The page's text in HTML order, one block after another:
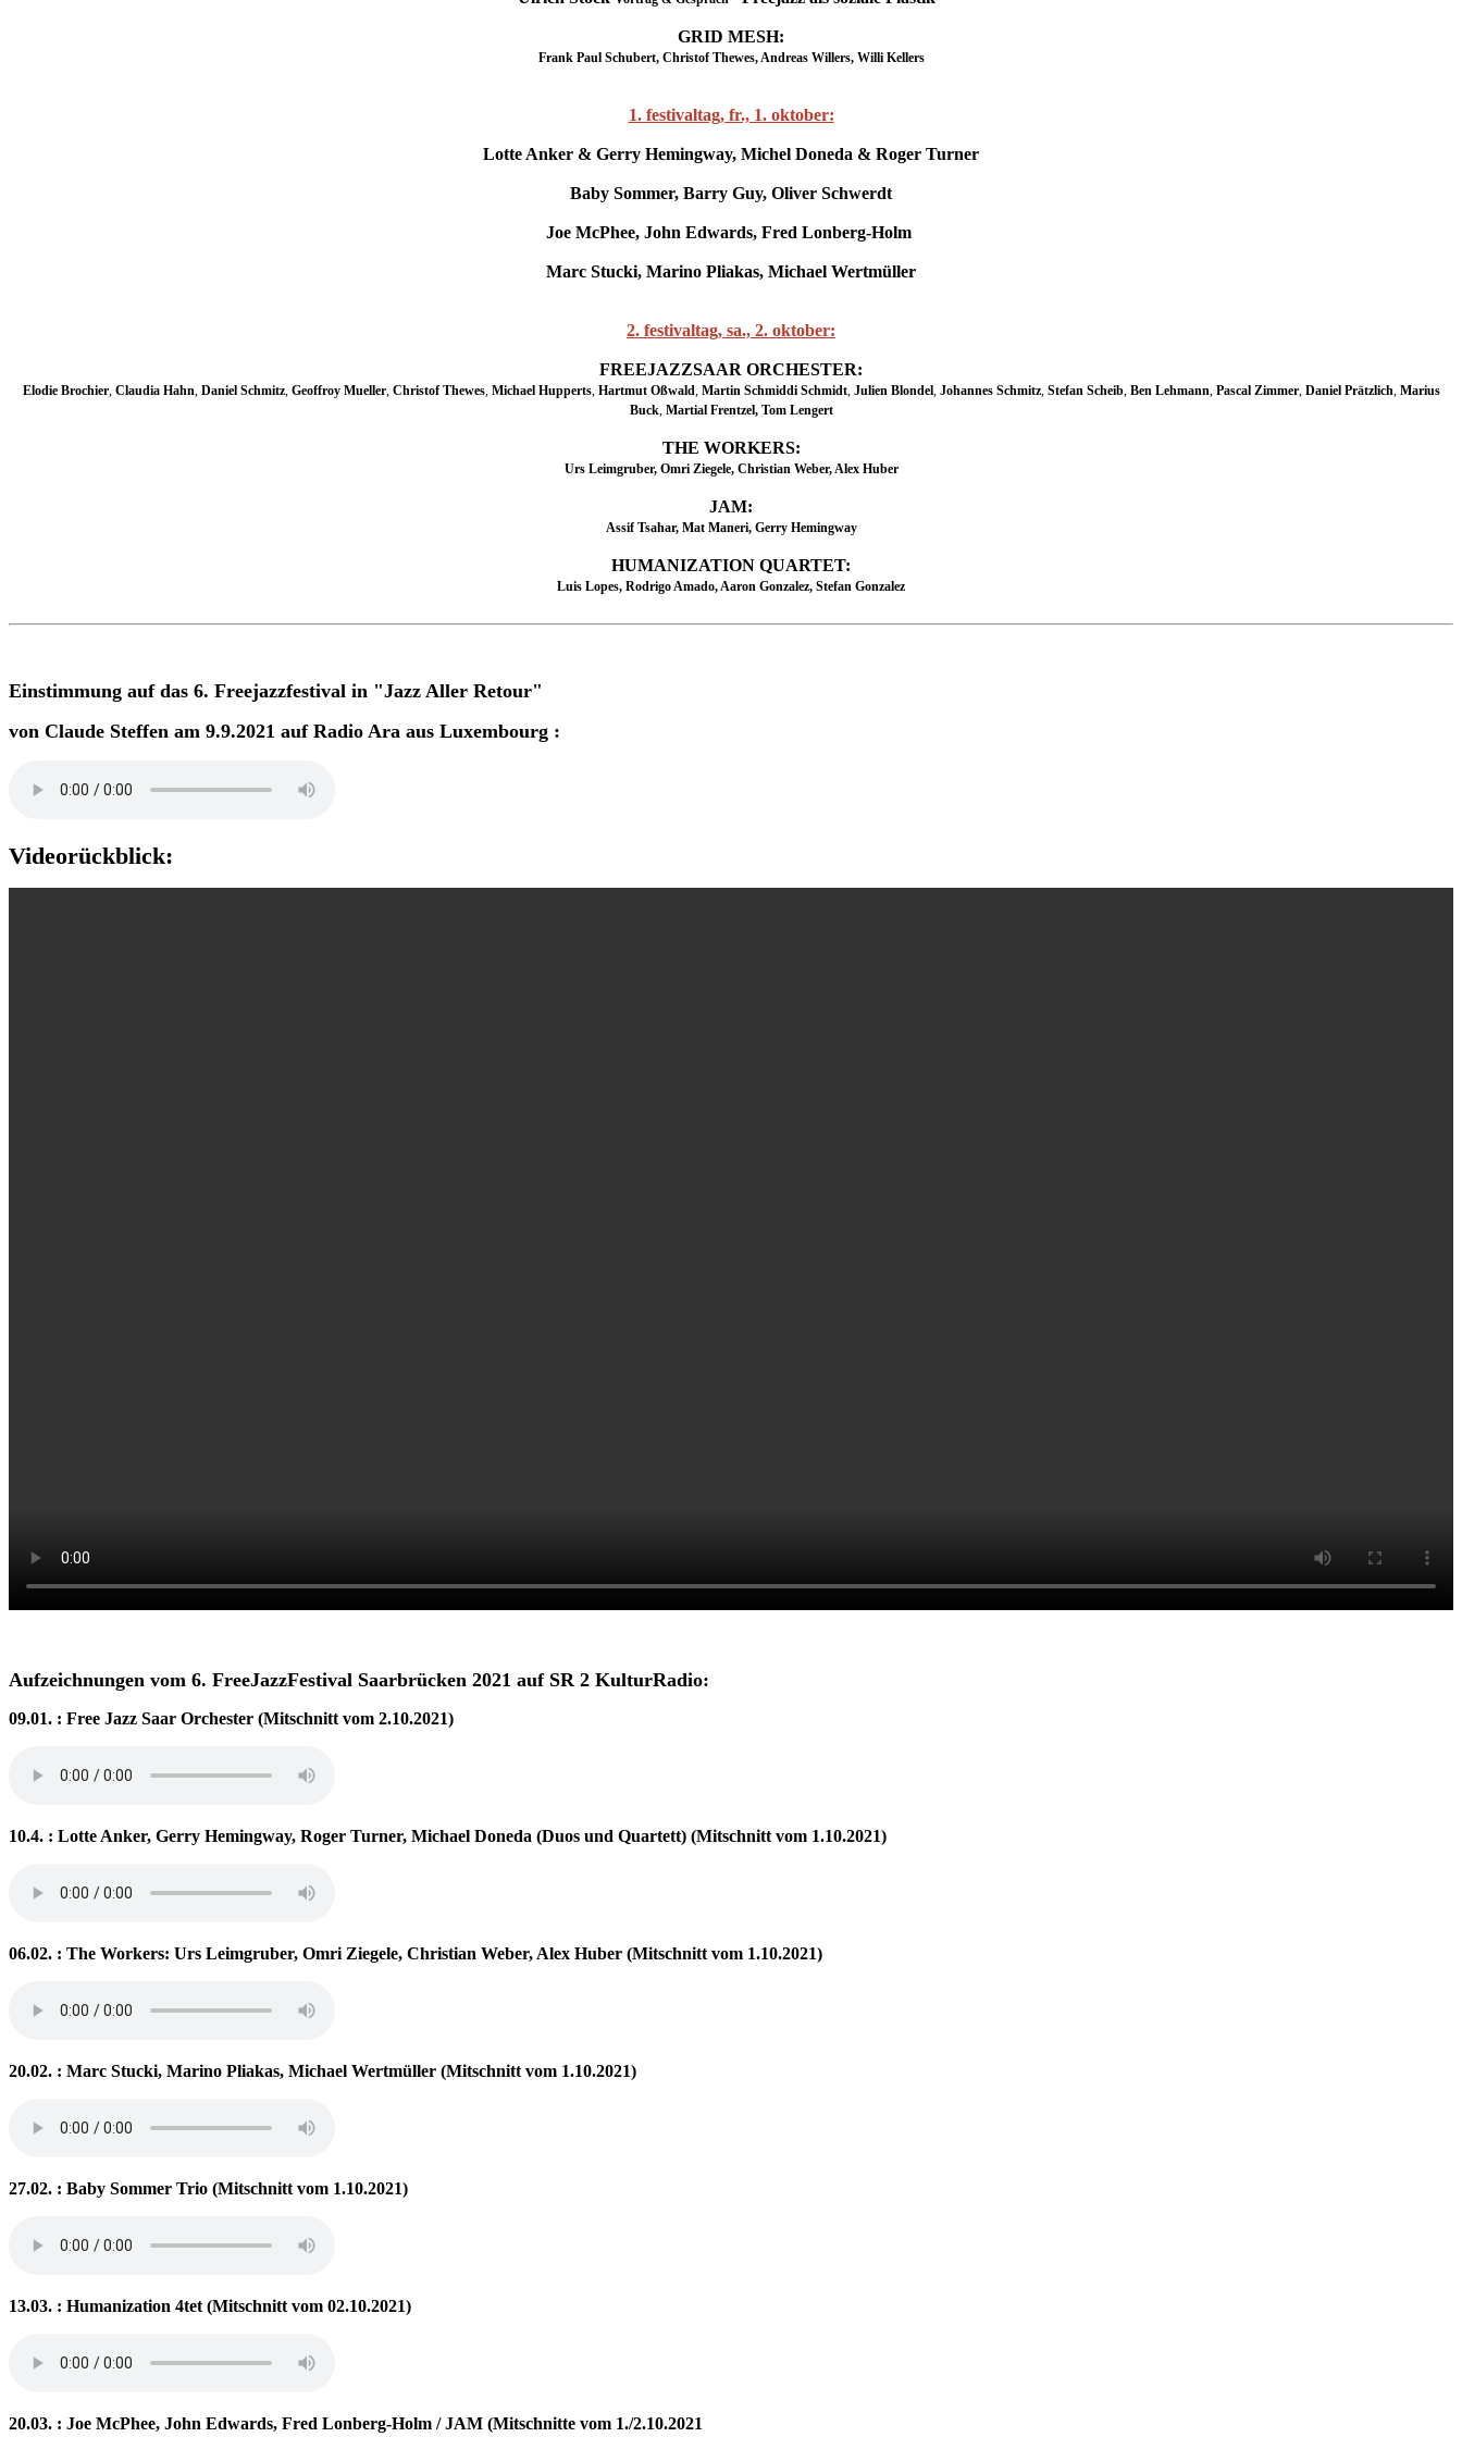
GRID MESH:
Frank Paul Schubert, Christof Thewes, Andreas Willers, Willi Kellers
1. festivaltag, fr., 1. oktober:
Lotte Anker & Gerry Hemingway, Michel Doneda & Roger Turner
Baby Sommer, Barry Guy, Oliver Schwerdt
Joe McPhee, John Edwards, Fred Lonberg-Holm
Marc Stucki, Marino Pliakas, Michael Wertmüller
2. festivaltag, sa., 2. oktober:
FREEJAZZSAAR ORCHESTER:
Elodie Brochier,Claudia Hahn,Daniel Schmitz,Geoffroy Mueller, Christof Thewes,Michael Hupperts, Hartmut Oßwald,Martin Schmiddi Schmidt,Julien Blondel,Johannes Schmitz,Stefan Scheib,Ben Lehmann, Pascal Zimmer,Daniel Prätzlich, Marius
Buck, Martial Frentzel, Tom Lengert
THE WORKERS:
Urs Leimgruber, Omri Ziegele, Christian Weber, Alex Huber
JAM:
Assif Tsahar, Mat Maneri, Gerry Hemingway
HUMANIZATION QUARTET:
Luis Lopes, Rodrigo Amado, Aaron Gonzalez, Stefan Gonzalez
Einstimmung auf das 6. Freejazzfestival in "Jazz Aller Retour"
von Claude Steffen am 9.9.2021 auf Radio Ara aus Luxembourg :
Videorückblick:
Aufzeichnungen vom 6. FreeJazzFestival Saarbrücken 2021 auf SR 2 KulturRadio:
09.01. : Free Jazz Saar Orchester (Mitschnitt vom 2.10.2021)
10.4. : Lotte Anker, Gerry Hemingway, Roger Turner, Michael Doneda (Duos und Quartett) (Mitschnitt vom 1.10.2021)
06.02. : The Workers: Urs Leimgruber, Omri Ziegele, Christian Weber, Alex Huber (Mitschnitt vom 1.10.2021)
20.02. : Marc Stucki, Marino Pliakas, Michael Wertmüller (Mitschnitt vom 1.10.2021)
27.02. : Baby Sommer Trio (Mitschnitt vom 1.10.2021)
13.03. : Humanization 4tet (Mitschnitt vom 02.10.2021)
20.03. : Joe McPhee, John Edwards, Fred Lonberg-Holm / JAM (Mitschnitte vom 1./2.10.2021